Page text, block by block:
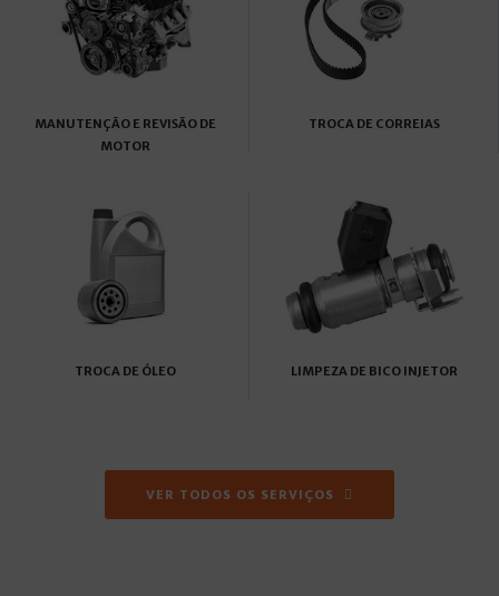
MANUTENÇÃO E REVISÃO DE
MOTOR
TROCA DE CORREIAS
TROCA DE ÓLEO LIMPEZA DE BICO INJETOR
VER TODOS OS SERVIÇOS